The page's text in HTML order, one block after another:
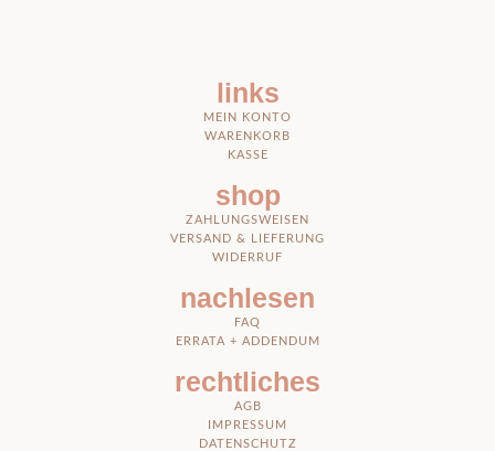
links
MEIN KONTO
WARENKORB
KASSE
shop
ZAHLUNGSWEISEN
VERSAND & LIEFERUNG
WIDERRUF
nachlesen
FAQ
ERRATA + ADDENDUM
rechtliches
AGB
IMPRESSUM
DATENSCHUTZ